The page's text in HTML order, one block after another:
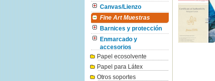
Canvas/Lienzo
Fine Art Muestras
Barnices y protección
Enmarcado y
accesorios
Papel ecosolvente
Papel para Látex
Otros soportes